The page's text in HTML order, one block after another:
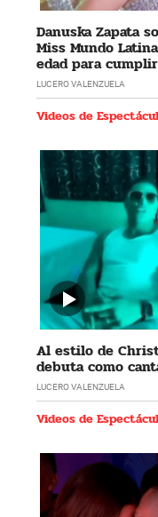
Danuska Zapata
Miss Mundo
edad para
LUCERO VALENZUELA
Videos de
Al estilo de
debuta como
LUCERO VALENZUELA
Videos de